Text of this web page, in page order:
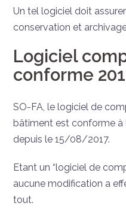
Un tel logiciel doit
conservation et
Logiciel
conforme
SO-FA, le logiciel de
bâtiment est conforme à
depuis le 15/08/2017.
Etant un “logiciel de
aucune modification a
tout.